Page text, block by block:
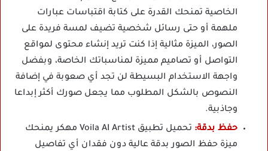
الخاصية تمنحك القدرة على كتابة اقتباسات عبارات
ملهمة أو حتى رسائل شخصية تضيف لمسة فريدة على
الصور، الميزة مثالية إذا كنت تريد إنشاء محتوى لمواقع
التواصل أو تصاميم مميزة لمناسباتك الخاصة، وبفضل
واجهة الاستخدام البسيطة لن تجد أي صعوبة في إضافة
النصوص بالشكل المطلوب مما يجعل صورك أكثر إبداعا
وجاذبية.
حفظ بدقة:
تحميل تطبيق Voila AI Artist مهكر يمنحك
ميزة حفظ الصور بدقة عالية دون فقدان أي تفاصيل